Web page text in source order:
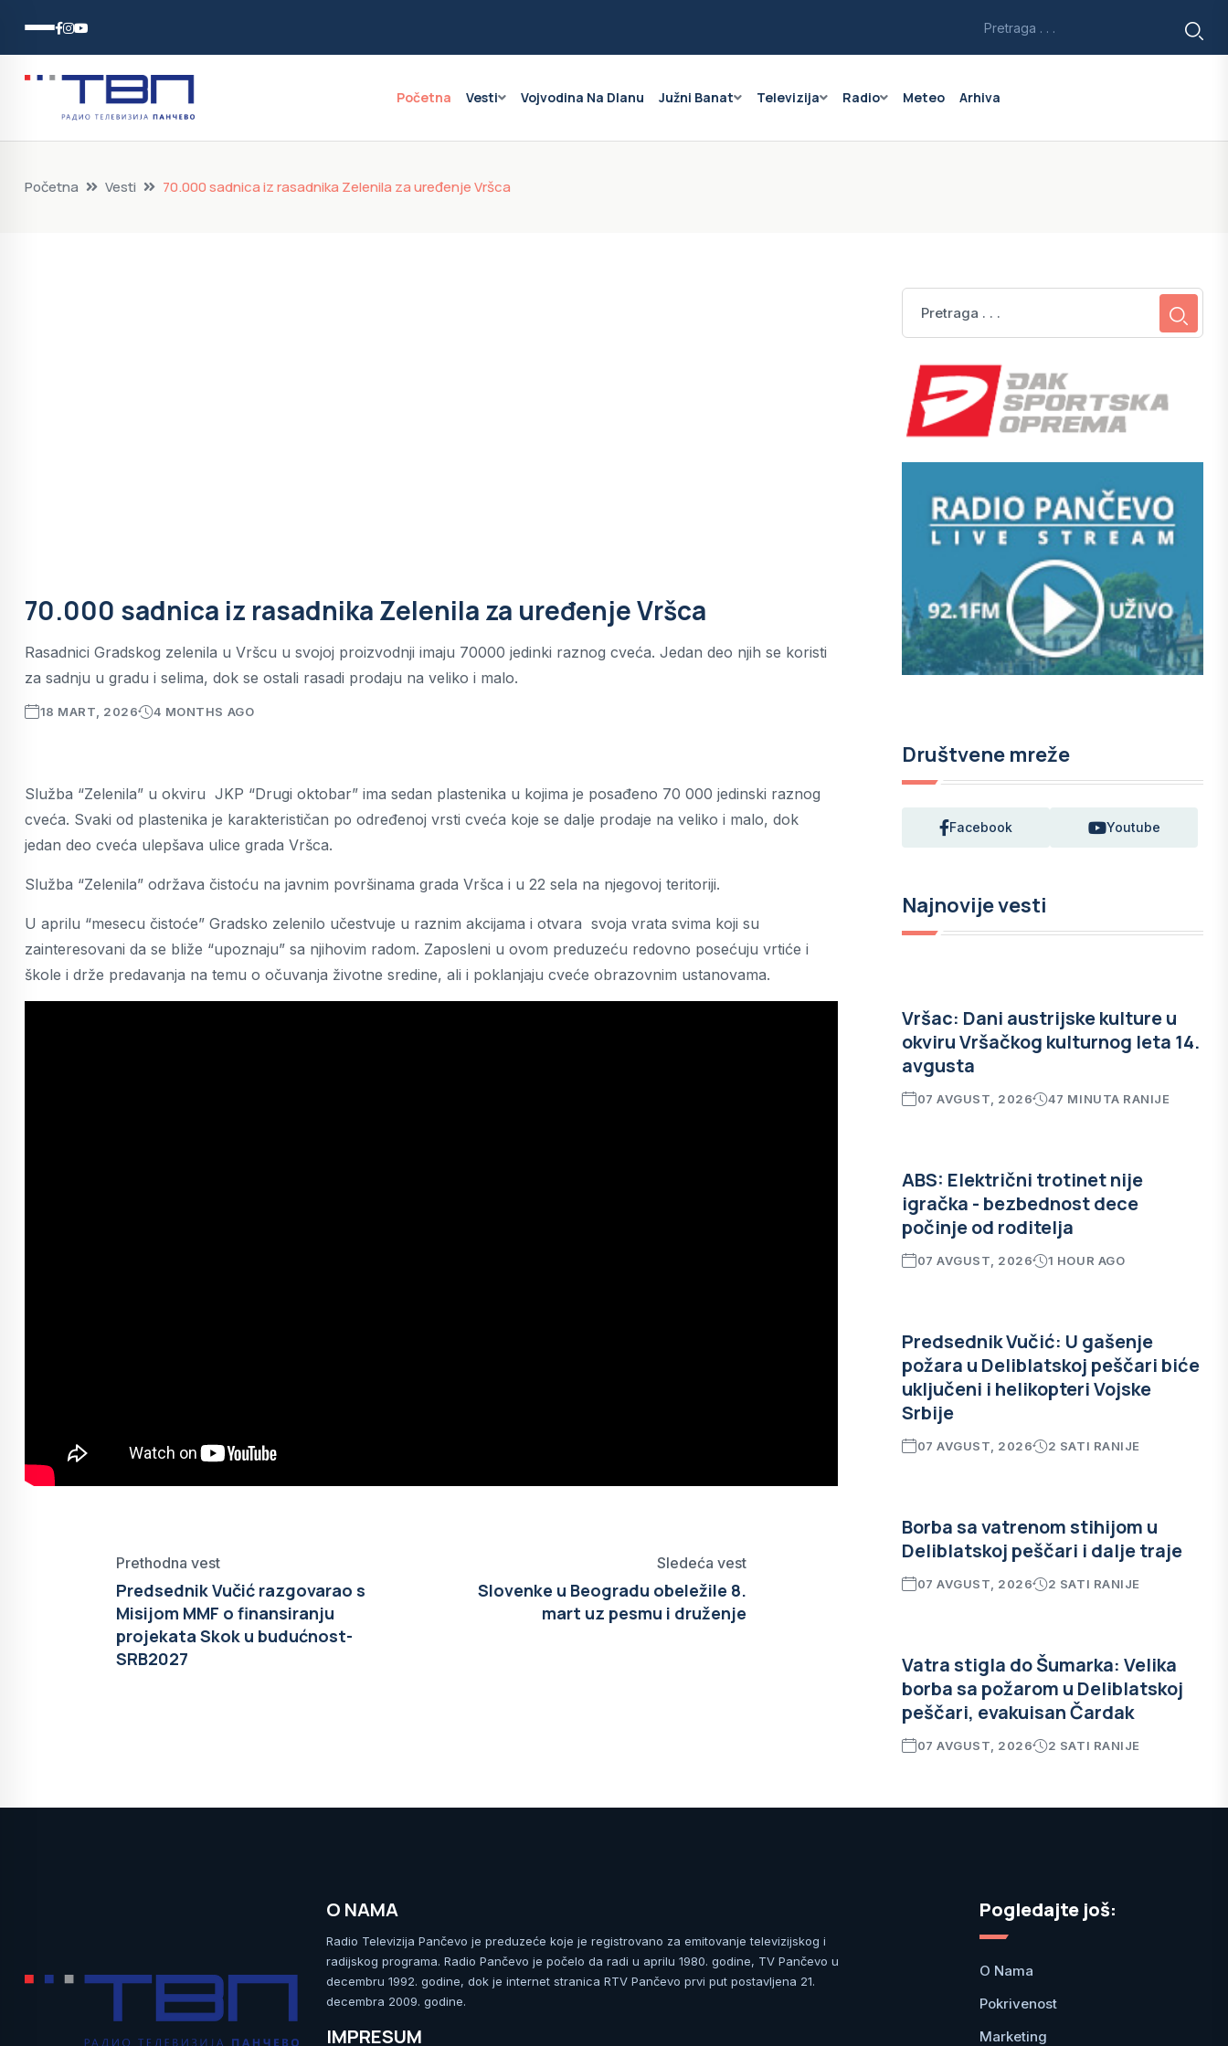
Početna Vesti Vojvodina Na Dlanu Južni Banat Televizija Radio Meteo Arhiva
Početna Vesti 70.000 sadnica iz rasadnika Zelenila za uređenje Vršca
70.000 sadnica iz rasadnika Zelenila za uređenje Vršca
Rasadnici Gradskog zelenila u Vršcu u svojoj proizvodnji imaju 70000 jedinki raznog cveća. Jedan deo njih se koristi
za sadnju u gradu i selima, dok se ostali rasadi prodaju na veliko i malo.
18 MART, 2026 4 MONTHS AGO
Služba “Zelenila” u okviru JKP “Drugi oktobar” ima sedan plastenika u kojima je posađeno 70 000 jedinski raznog
cveća. Svaki od plastenika je karakterističan po određenoj vrsti cveća koje se dalje prodaje na veliko i malo, dok
jedan deo cveća ulepšava ulice grada Vršca.
Služba “Zelenila” održava čistoću na javnim površinama grada Vršca i u 22 sela na njegovoj teritoriji.
U aprilu “mesecu čistoće” Gradsko zelenilo učestvuje u raznim akcijama i otvara svoja vrata svima koji su
zainteresovani da se bliže “upoznaju” sa njihovim radom. Zaposleni u ovom preduzeću redovno posećuju vrtiće i
škole i drže predavanja na temu o očuvanja životne sredine, ali i poklanjaju cveće obrazovnim ustanovama.
Prethodna vest
Predsednik Vučić razgovarao s
Misijom MMF o finansiranju
projekata Skok u budućnost-
SRB2027
Sledeća vest
Slovenke u Beogradu obeležile 8.
mart uz pesmu i druženje
Društvene mreže
Facebook Youtube
Najnovije vesti
Vršac: Dani austrijske kulture u
okviru Vršačkog kulturnog leta 14.
avgusta
07 AVGUST, 2026 47 MINUTA RANIJE
ABS: Električni trotinet nije
igračka - bezbednost dece
počinje od roditelja
07 AVGUST, 2026 1 HOUR AGO
Predsednik Vučić: U gašenje
požara u Deliblatskoj peščari biće
uključeni i helikopteri Vojske
Srbije
07 AVGUST, 2026 2 SATI RANIJE
Borba sa vatrenom stihijom u
Deliblatskoj peščari i dalje traje
07 AVGUST, 2026 2 SATI RANIJE
Vatra stigla do Šumarka: Velika
borba sa požarom u Deliblatskoj
peščari, evakuisan Čardak
07 AVGUST, 2026 2 SATI RANIJE
O NAMA
Radio Televizija Pančevo je preduzeće koje je registrovano za emitovanje televizijskog i
radijskog programa. Radio Pančevo je počelo da radi u aprilu 1980. godine, TV Pančevo u
decembru 1992. godine, dok je internet stranica RTV Pančevo prvi put postavljena 21.
decembra 2009. godine.
IMPRESUM
Pogledajte još:
O Nama
Pokrivenost
Marketing